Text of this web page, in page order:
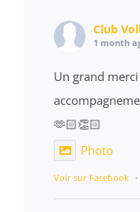
Club
1 month
Un grand
🫶🏻👏🏻
Photo
Voir sur Facebook ·